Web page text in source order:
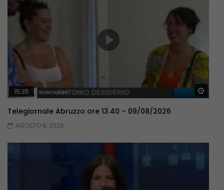
15:35
Telegiornale Abruzzo ore 13.40 – 09/08/2026
AGOSTO 9, 2026